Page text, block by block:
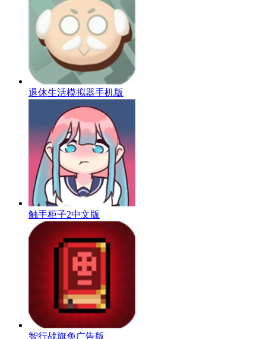
退休生活模拟器手机版
触手柜子2中文版
智行战旗免广告版